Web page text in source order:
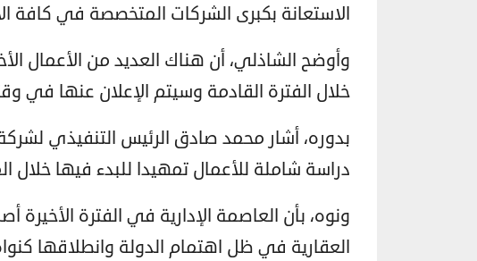
الاستعانة بكبرى الشركات المتخصصة في كافة
وأوضح الشاذلي، أن هناك العديد من الأعمال
خلال الفترة القادمة وسيتم الإعلان عنها في
بدوره، أشار محمد صادق الرئيس التنفيذي لشركة
دراسة شاملة للأعمال تمهيدا للبدء فيها خلال
ونوه، بأن العاصمة الإدارية في الفترة الأخيرة
العقارية في ظل اهتمام الدولة وانطلاقها